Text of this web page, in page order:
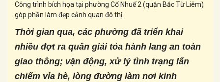
Công trình bích họa tại phường Cổ Nhuế 2 (quận Bắc Từ Liêm)
góp phần làm đẹp cảnh quan đô thị.
Thời gian qua, các phường đã triển khai
nhiều đợt ra quân giải tỏa hành lang an toàn
giao thông; vận động, xử lý tình trạng lấn
chiếm vỉa hè, lòng đường làm nơi kinh